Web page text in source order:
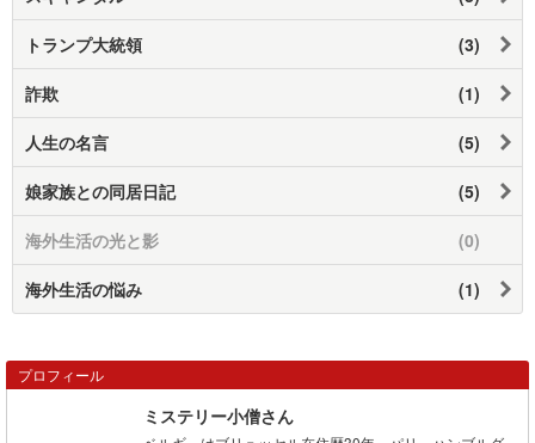
トランプ大統領 (3)
詐欺 (1)
人生の名言 (5)
娘家族との同居日記 (5)
海外生活の光と影 (0)
海外生活の悩み (1)
プロフィール
ミステリー小僧さん